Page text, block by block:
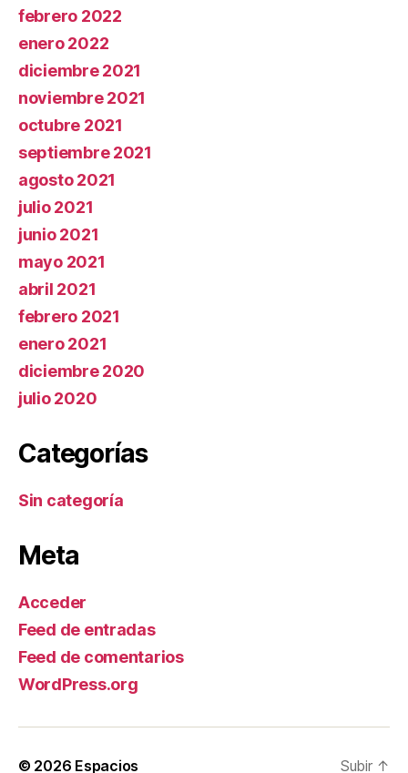
febrero 2022
enero 2022
diciembre 2021
noviembre 2021
octubre 2021
septiembre 2021
agosto 2021
julio 2021
junio 2021
mayo 2021
abril 2021
febrero 2021
enero 2021
diciembre 2020
julio 2020
Categorías
Sin categoría
Meta
Acceder
Feed de entradas
Feed de comentarios
WordPress.org
© 2026 Espacios Subir ↑